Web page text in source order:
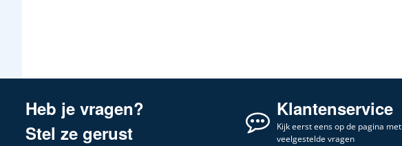
Heb je vragen?
Stel ze gerust
Klantenservice
Kijk eerst eens op de pagina met
veelgestelde vragen